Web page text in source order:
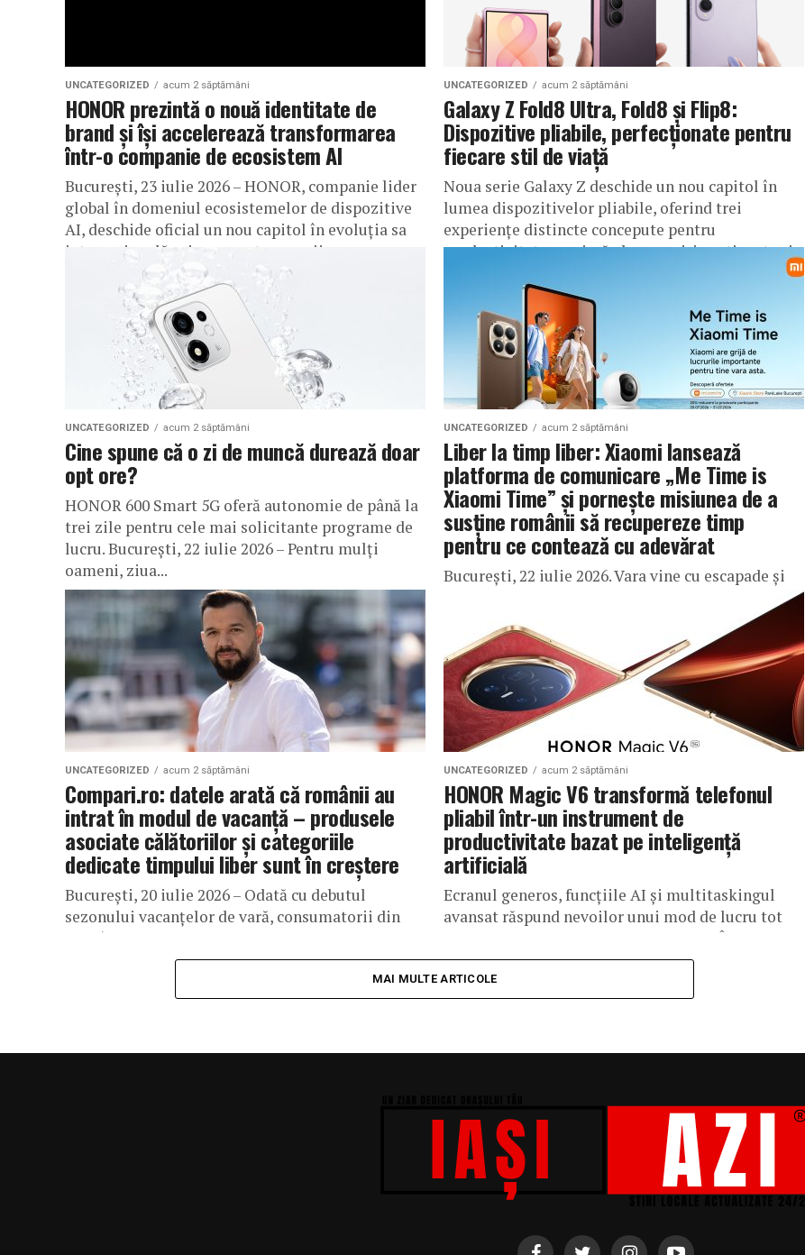
UNCATEGORIZED acum 2 săptămâni
HONOR prezintă o nouă identitate de
brand și își accelerează transformarea
într-o companie de ecosistem AI
București, 23 iulie 2026 – HONOR, companie lider
global în domeniul ecosistemelor de dispozitive
AI, deschide oficial un nou capitol în evoluția sa
internațională prin prezentarea noii...
UNCATEGORIZED acum 2 săptămâni
Galaxy Z Fold8 Ultra, Fold8 și Flip8:
Dispozitive pliabile, perfecționate pentru
fiecare stil de viață
Noua serie Galaxy Z deschide un nou capitol în
lumea dispozitivelor pliabile, oferind trei
experiențe distincte concepute pentru
productivitate maximă, descoperiri captivante și
UNCATEGORIZED acum 2 săptămâni
Cine spune că o zi de muncă durează doar
opt ore?
HONOR 600 Smart 5G oferă autonomie de până la
trei zile pentru cele mai solicitante programe de
lucru. București, 22 iulie 2026 – Pentru mulți
oameni, ziua...
UNCATEGORIZED acum 2 săptămâni
Liber la timp liber: Xiaomi lansează
platforma de comunicare „Me Time is
Xiaomi Time” și pornește misiunea de a
susține românii să recupereze timp
pentru ce contează cu adevărat
București, 22 iulie 2026. Vara vine cu escapade și
concedii, însă, odată cu plecarea în vacanță, apar și
perioadă,...
UNCATEGORIZED acum 2 săptămâni
Compari.ro: datele arată că românii au
intrat în modul de vacanță – produsele
asociate călătoriilor și categoriile
dedicate timpului liber sunt în creștere
București, 20 iulie 2026 – Odată cu debutul
sezonului vacanțelor de vară, consumatorii din
România se orientează tot mai mult către produse
pentru călătorit, activități de relaxare...
UNCATEGORIZED acum 2 săptămâni
HONOR Magic V6 transformă telefonul
pliabil într-un instrument de
productivitate bazat pe inteligență
artificială
Ecranul generos, funcțiile AI și multitaskingul
avansat răspund nevoilor unui mod de lucru tot
mai dinamic. București, 21 iulie 2026 – Într-o zi
obișnuită de lucru, concentrarea...
MAI MULTE ARTICOLE